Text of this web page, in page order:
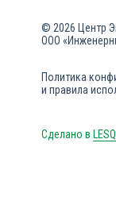
© 2026 Центр
ООО
Политика
и правила
Сделано в